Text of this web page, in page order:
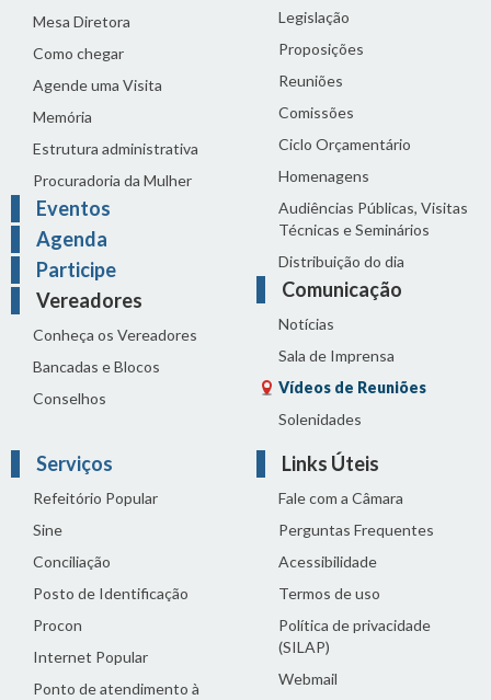
Mesa Diretora
Como chegar
Agende uma Visita
Memória
Estrutura administrativa
Procuradoria da Mulher
Eventos
Agenda
Participe
Vereadores
Conheça os Vereadores
Bancadas e Blocos
Conselhos
Legislação
Proposições
Reuniões
Comissões
Ciclo Orçamentário
Homenagens
Audiências Públicas, Visitas
Técnicas e Seminários
Distribuição do dia
Comunicação
Notícias
Sala de Imprensa
Vídeos de Reuniões
Solenidades
Serviços
Refeitório Popular
Sine
Conciliação
Posto de Identificação
Procon
Internet Popular
Ponto de atendimento à
Links Úteis
Fale com a Câmara
Perguntas Frequentes
Acessibilidade
Termos de uso
Política de privacidade
(SILAP)
Webmail